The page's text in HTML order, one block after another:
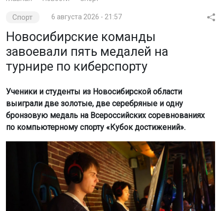
Фото: Минспорт НСО
Как сообщили в региональном Министерстве спорта, в
регионов России. Участники соревновались в
дисциплинах «тактический трёхмерный бой» (CS 2) и
«боевая арена» (Dota 2). Новосибирские коллективы
стали одними из лидеров, уступив только Москве и
Санкт-Петербургу.